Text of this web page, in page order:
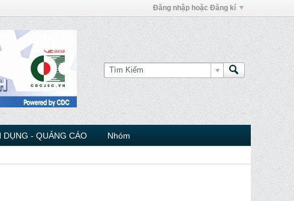
Đăng nhập hoặc Đăng kí
DỤNG - QUẢNG CÁO Nhóm